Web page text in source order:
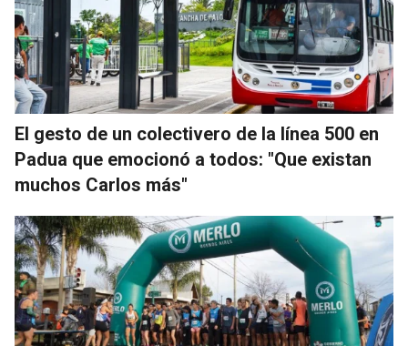
El gesto de un colectivero de la línea 500 en
Padua que emocionó a todos: "Que existan
muchos Carlos más"